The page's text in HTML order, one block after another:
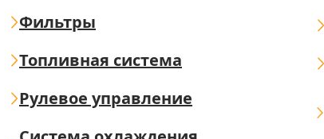
Фильтры
Топливная система
Рулевое управление